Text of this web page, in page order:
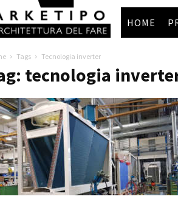
HOME
Tags Tecnologia inverter
tecnologia